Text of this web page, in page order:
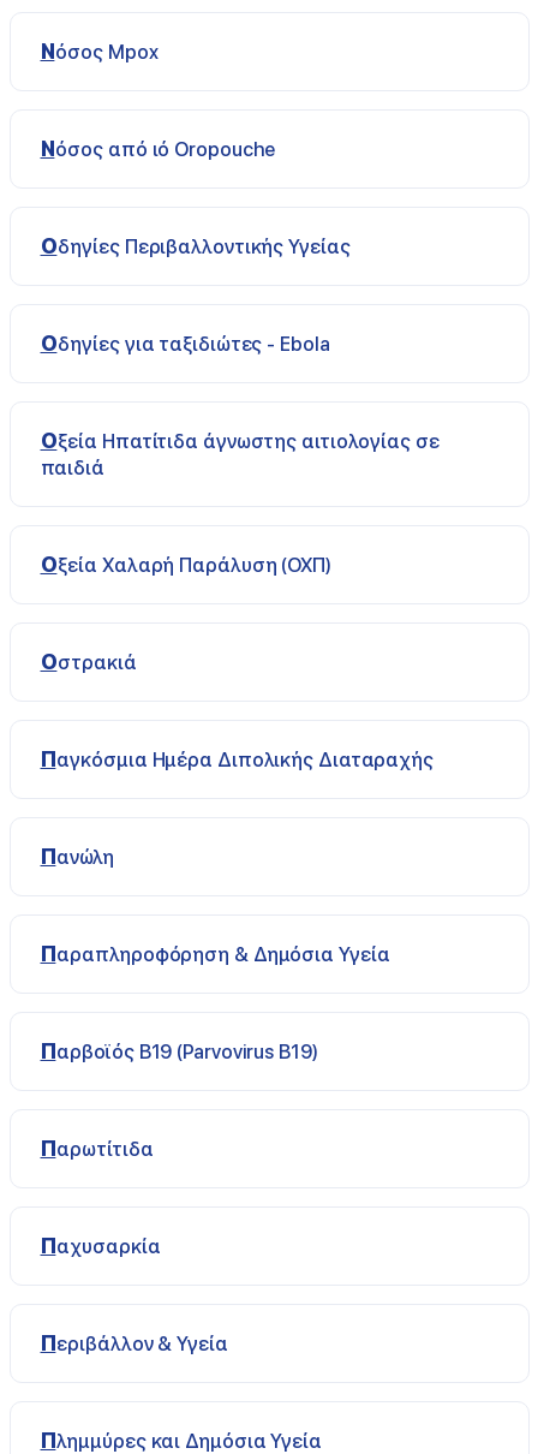
Νόσος Μpox
Νόσος από ιό Οropouche
Οδηγίες Περιβαλλοντικής Υγείας
Οδηγίες για ταξιδιώτες - Ebola
Οξεία Ηπατίτιδα άγνωστης αιτιολογίας σε
παιδιά
Οξεία Χαλαρή Παράλυση (ΟΧΠ)
Οστρακιά
Παγκόσμια Ημέρα Διπολικής Διαταραχής
Πανώλη
Παραπληροφόρηση & Δημόσια Υγεία
Παρβοϊός B19 (Parvovirus B19)
Παρωτίτιδα
Παχυσαρκία
Περιβάλλον & Υγεία
Πλημμύρες και Δημόσια Υγεία